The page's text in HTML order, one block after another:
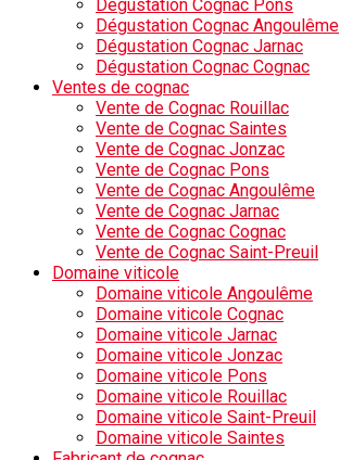
Dégustation Cognac Pons
Dégustation Cognac Angoulême
Dégustation Cognac Jarnac
Dégustation Cognac Cognac
Ventes de cognac
Vente de Cognac Rouillac
Vente de Cognac Saintes
Vente de Cognac Jonzac
Vente de Cognac Pons
Vente de Cognac Angoulême
Vente de Cognac Jarnac
Vente de Cognac Cognac
Vente de Cognac Saint-Preuil
Domaine viticole
Domaine viticole Angoulême
Domaine viticole Cognac
Domaine viticole Jarnac
Domaine viticole Jonzac
Domaine viticole Pons
Domaine viticole Rouillac
Domaine viticole Saint-Preuil
Domaine viticole Saintes